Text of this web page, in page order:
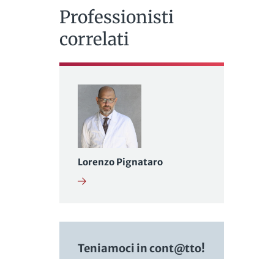
Professionisti
correlati
Lorenzo Pignataro
Teniamoci in cont@tto!